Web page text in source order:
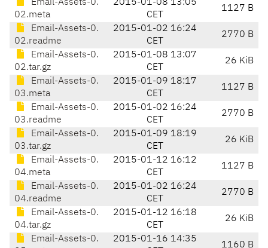
Email-Assets-0.
02.meta
2015-01-08 13:05
CET
1127 B
Email-Assets-0.
02.readme
2015-01-02 16:24
CET
2770 B
Email-Assets-0.
02.tar.gz
2015-01-08 13:07
CET
26 KiB
Email-Assets-0.
03.meta
2015-01-09 18:17
CET
1127 B
Email-Assets-0.
03.readme
2015-01-02 16:24
CET
2770 B
Email-Assets-0.
03.tar.gz
2015-01-09 18:19
CET
26 KiB
Email-Assets-0.
04.meta
2015-01-12 16:12
CET
1127 B
Email-Assets-0.
04.readme
2015-01-02 16:24
CET
2770 B
Email-Assets-0.
04.tar.gz
2015-01-12 16:18
CET
26 KiB
Email-Assets-0.
2015-01-16 14:35
1160 B